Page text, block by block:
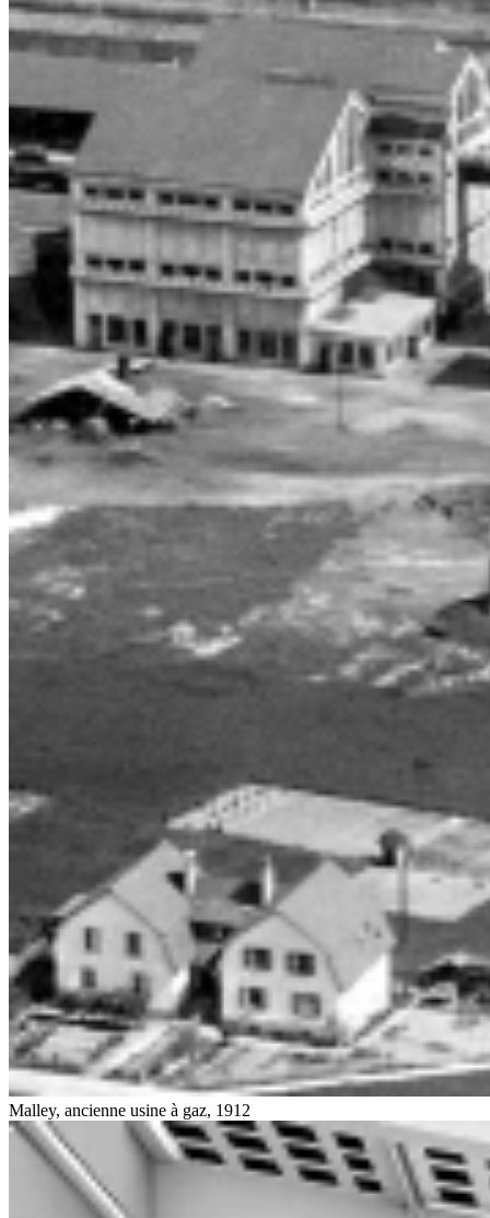
Malley, ancienne usine à gaz, 1912